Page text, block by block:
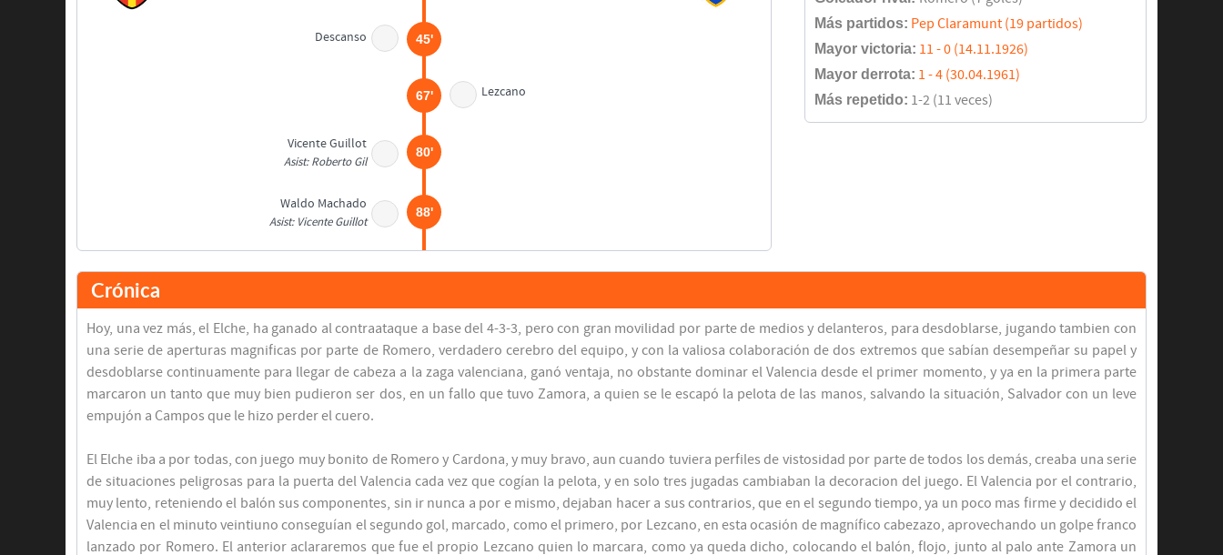
Descanso 45'
Lezcano
67'
Vicente Guillot
Asist: Roberto Gil
80'
Waldo Machado
Asist: Vicente Guillot
88'
Final del partido 90'
Más partidos: Pep Claramunt (19 partidos)
Mayor victoria: 11 - 0 (14.11.1926)
Mayor derrota: 1 - 4 (30.04.1961)
Más repetido: 1-2 (11 veces)
Crónica
Hoy, una vez más, el Elche, ha ganado al contraataque a base del 4-3-3, pero con gran movilidad por parte de medios y delanteros, para desdoblarse, jugando tambien con
una serie de aperturas magnificas por parte de Romero, verdadero cerebro del equipo, y con la valiosa colaboración de dos extremos que sabían desempeñar su papel y
desdoblarse continuamente para llegar de cabeza a la zaga valenciana, ganó ventaja, no obstante dominar el Valencia desde el primer momento, y ya en la primera parte
marcaron un tanto que muy bien pudieron ser dos, en un fallo que tuvo Zamora, a quien se le escapó la pelota de las manos, salvando la situación, Salvador con un leve
empujón a Campos que le hizo perder el cuero.
El Elche iba a por todas, con juego muy bonito de Romero y Cardona, y muy bravo, aun cuando tuviera perfiles de vistosidad por parte de todos los demás, creaba una serie
de situaciones peligrosas para la puerta del Valencia cada vez que cogían la pelota, y en solo tres jugadas cambiaban la decoracion del juego. El Valencia por el contrario,
muy lento, reteniendo el balón sus componentes, sin ir nunca a por e mismo, dejaban hacer a sus contrarios, que en el segundo tiempo, ya un poco mas firme y decidido el
Valencia en el minuto veintiuno conseguían el segundo gol, marcado, como el primero, por Lezcano, en esta ocasión de magnífico cabezazo, aprovechando un golpe franco
lanzado por Romero. El anterior aclararemos que fue el propio Lezcano quien lo marcara, como ya queda dicho, colocando el balón, flojo, junto al palo ante Zamora un